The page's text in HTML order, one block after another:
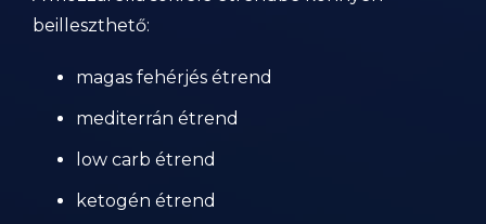
beilleszthető:
magas fehérjés étrend
mediterrán étrend
low carb étrend
ketogén étrend